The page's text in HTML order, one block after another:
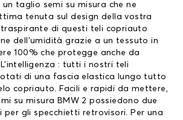
taglio semi su misura che ne
tenuta sul design della vostra
traspirante di questi teli copriauto
dell’umidità grazie a un tessuto in
100% che protegge anche da
: tutti i nostri teli
di una fascia elastica lungo tutto
copriauto. Facili e rapidi da mettere,
su misura BMW 2 possiedono due
per gli specchietti retrovisori. Per una